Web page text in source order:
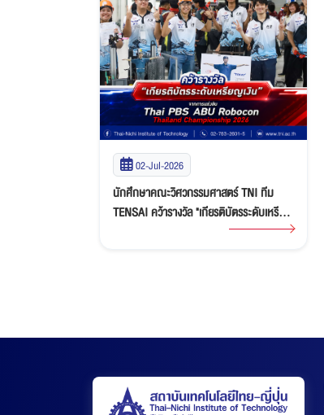
22-Jun-2026
ขอแสดงความยินดีกับนักศึกษาสาขา
วิศวกรรมดิจิทัล (DGE) วิทยาลัยนานาชาติ
คว้า 2 รางวัลระดับนานาชาติจาก